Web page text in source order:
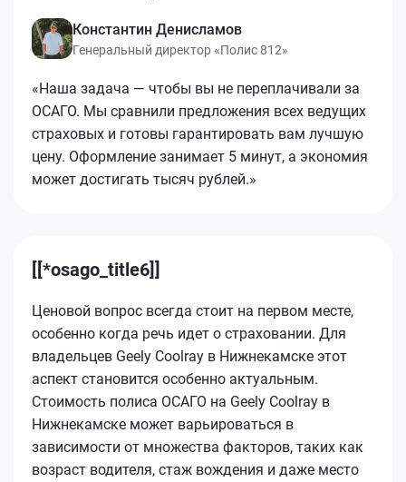
Константин Денисламов
Генеральный директор «Полис 812»
«Наша задача — чтобы вы не переплачивали за
ОСАГО. Мы сравнили предложения всех ведущих
страховых и готовы гарантировать вам лучшую
цену. Оформление занимает 5 минут, а экономия
может достигать тысяч рублей.»
[[*osago_title6]]
Ценовой вопрос всегда стоит на первом месте,
особенно когда речь идет о страховании. Для
владельцев Geely Coolray в Нижнекамске этот
аспект становится особенно актуальным.
Стоимость полиса ОСАГО на Geely Coolray в
Нижнекамске может варьироваться в
зависимости от множества факторов, таких как
возраст водителя, стаж вождения и даже место